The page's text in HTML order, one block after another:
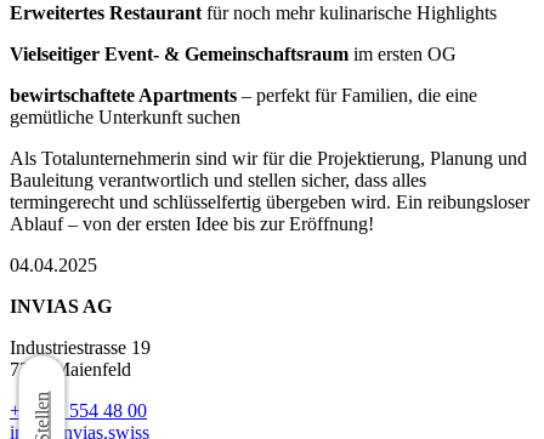
Erweitertes Restaurant für noch mehr kulinarische Highlights
Vielseitiger Event- & Gemeinschaftsraum im ersten OG
bewirtschaftete Apartments – perfekt für Familien, die eine
gemütliche Unterkunft suchen
Als Totalunternehmerin sind wir für die Projektierung, Planung und
Bauleitung verantwortlich und stellen sicher, dass alles
termingerecht und schlüsselfertig übergeben wird. Ein reibungsloser
Ablauf – von der ersten Idee bis zur Eröffnung!
04.04.2025
INVIAS AG
Industriestrasse 19
7304 Maienfeld
+41 81 554 48 00
info@invias.swiss